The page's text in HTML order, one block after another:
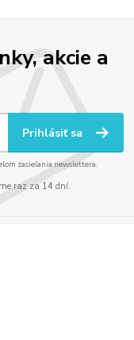
akcie a
Prihlásiť sa
zasielania newslettera.
raz za 14 dní.